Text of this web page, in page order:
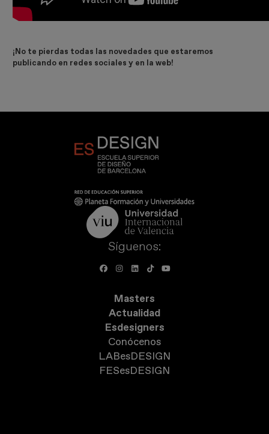
¡No te pierdas todas las novedades que estaremos
publicando en redes sociales y en la web!
Síguenos:
Masters
Actualidad
Esdesigners
Conócenos
LABesDESIGN
FESesDESIGN